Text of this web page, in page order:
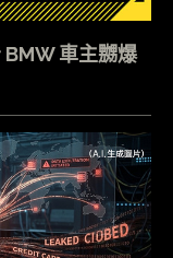
車主嬲爆